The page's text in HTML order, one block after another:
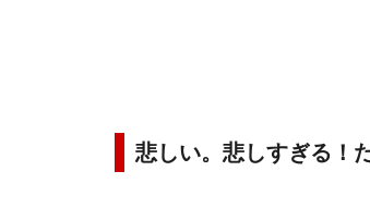
悲しい。悲しすぎる！